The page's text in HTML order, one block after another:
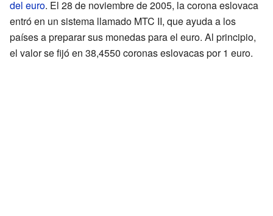
del euro. El 28 de noviembre de 2005, la corona eslovaca
entró en un sistema llamado MTC II, que ayuda a los
países a preparar sus monedas para el euro. Al principio,
el valor se fijó en 38,4550 coronas eslovacas por 1 euro.